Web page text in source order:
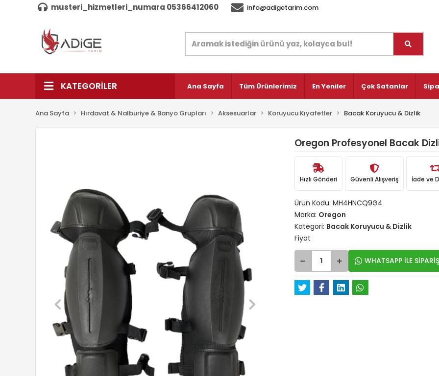
musteri_hizmetleri_numara 05366412060 info@adigetarim.com
KATEGORİLER Ana Sayfa Tüm Ürünlerimiz En Yeniler Çok Satanlar
Ana Sayfa Hırdavat & Nalburiye & Banyo Grupları Aksesuarlar Koruyucu Kıyafetler Bacak Koruyucu & Dizlik
Oregon Profesyonel Bacak
Hızlı Gönderi Güvenli Alışveriş İade ve
Ürün Kodu: MH4HNCQ9G4
Marka: Oregon
Kategori: Bacak Koruyucu & Dizlik
Fiyat
WHATSAPP İLE